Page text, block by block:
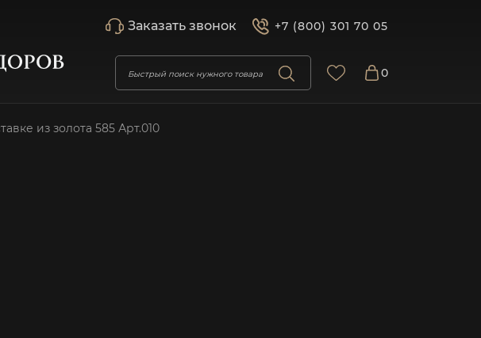
Заказать звонок +7 (800) 301 70 05
0
из золота 585 Арт.010